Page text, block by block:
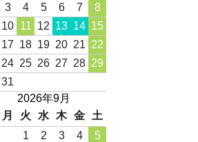
3 4 5 6 7
8
10 11 12 13 14 15
17 18 19 20 21 22
24 25 26 27 28 29
31
2026年9月
月 火 水 木 金
土
1
2 3 4
5